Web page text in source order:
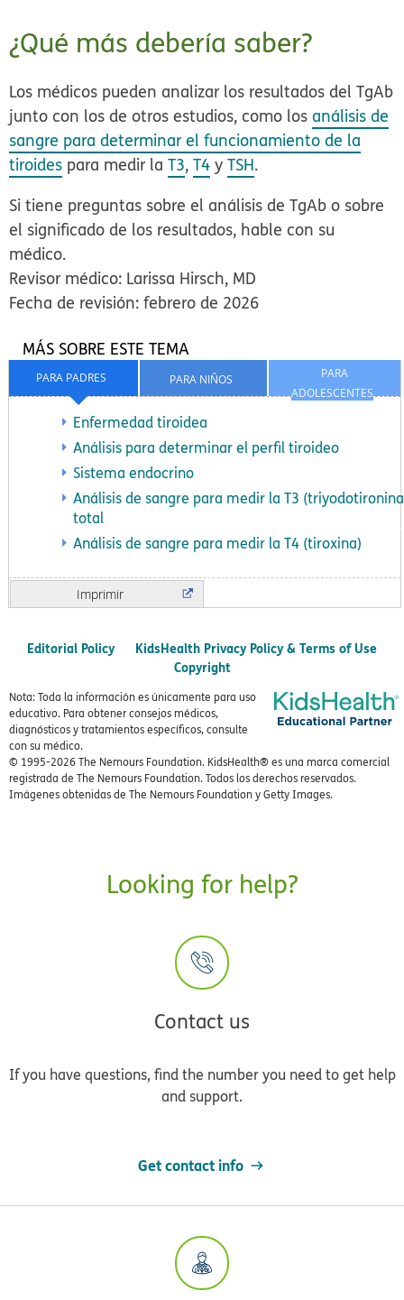
¿Qué más debería saber?
Los médicos pueden analizar los resultados del TgAb
junto con los de otros estudios, como losanálisis de
sangre para determinar el funcionamiento de la
tiroides para medir laT3,T4 yTSH.
Si tiene preguntas sobre el análisis de TgAb o sobre
el significado de los resultados, hable con su
médico.
Revisor médico: Larissa Hirsch, MD
Fecha de revisión: febrero de 2026
PARA
ADOLESCENTES
PARA NIÑOS
PARA PADRES
MÁS SOBRE ESTE TEMA
Enfermedad tiroidea
Análisis para determinar el perfil tiroideo
Sistema endocrino
Análisis de sangre para medir la T3
total
Análisis de sangre para medir la T4 (tiroxina)
Imprimir
Editorial Policy
KidsHealth Privacy Policy & Terms of Use
Copyright
Nota: Toda la información es únicamente para uso
educativo. Para obtener consejos médicos,
diagnósticos y tratamientos específicos, consulte
con su médico.
© 1995-2026 The Nemours Foundation. KidsHealth® es una marca comercial
registrada de The Nemours Foundation. Todos los derechos reservados.
Imágenes obtenidas de The Nemours Foundation y Getty Images.
Looking for help?
Contact us
If you have questions, find the number you need to get help
and support.
Get contact info